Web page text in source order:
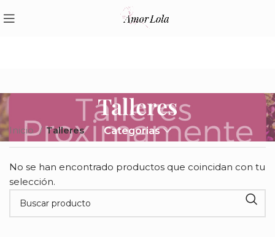
Talleres
Categorias
Inicio Talleres
No se han encontrado productos que coincidan con tu
selección.